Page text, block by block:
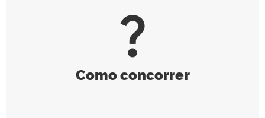
question_mark
Como concorrer